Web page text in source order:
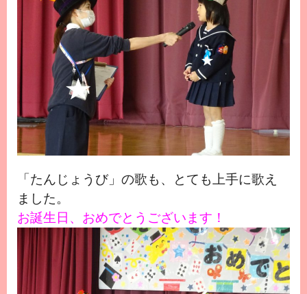
「たんじょうび」の歌も、とても上手に歌え
ました。
お誕生日、おめでとうございます！